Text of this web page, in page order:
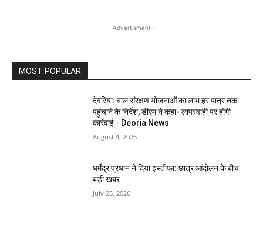
- Advertisment -
MOST POPULAR
देवरिया: बाल संरक्षण योजनाओं का लाभ हर पात्र तक
पहुंचाने के निर्देश, डीएम ने कहा- लापरवाही पर होगी
कार्रवाई। Deoria News
August 4, 2026
धर्मेंद्र प्रधान ने दिया इस्तीफा: छात्र आंदोलन के बीच
बड़ी खबर
July 25, 2026